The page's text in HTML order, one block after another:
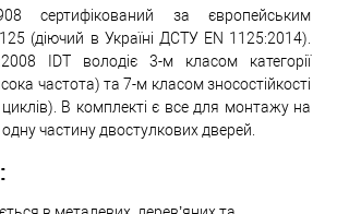
сертифікований за європейським
(діючий в Україні ДСТУ EN 1125:2014).
IDT володіє 3-м класом категорії
частота) та 7-м класом зносостійкості
В комплекті є все для монтажу на
частину двостулкових дверей.